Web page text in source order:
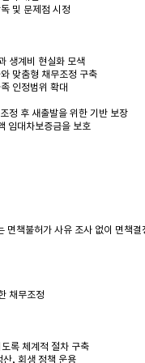
및 문제점 시정
생계비 현실화 모색
맞춤형 채무조정 구축
인정범위 확대
정 후 새출발을 위한 기반 보장
임대차보증금을 보호
면책불허가 사유 조사 없이 면책결
채무조정
록 체계적 절차 구축
, 회생 정책 운용